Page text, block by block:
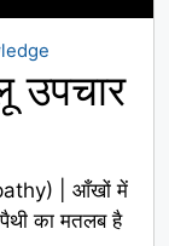
उपचार
| आँखों में
का मतलब है